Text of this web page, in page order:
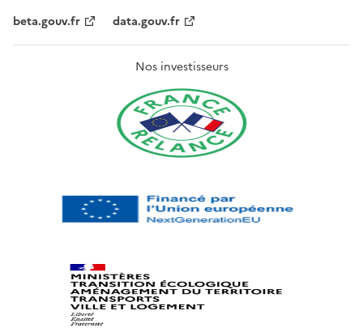
beta.gouv.fr
data.gouv.fr
Nos investisseurs